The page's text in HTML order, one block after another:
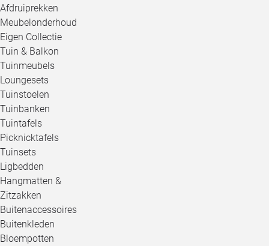
Afdruiprekken
Meubelonderhoud
Eigen Collectie
Tuin & Balkon
Tuinmeubels
Loungesets
Tuinstoelen
Tuinbanken
Tuintafels
Picknicktafels
Tuinsets
Ligbedden
Hangmatten &
Zitzakken
Buitenaccessoires
Buitenkleden
Bloempotten